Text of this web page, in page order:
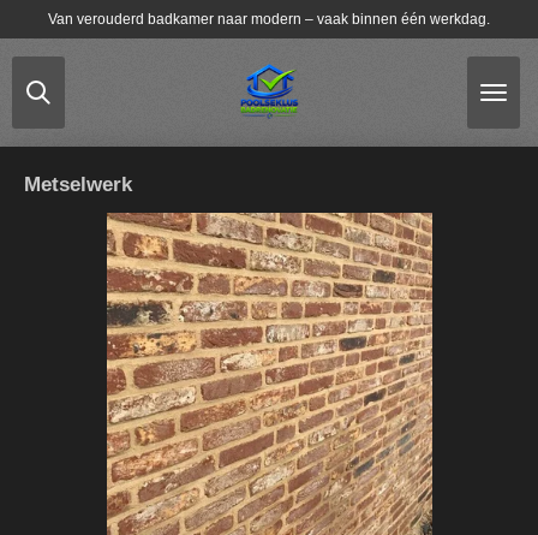
de
Van verouderd badkamer naar modern – vaak binnen één werkdag.
Metselwerk